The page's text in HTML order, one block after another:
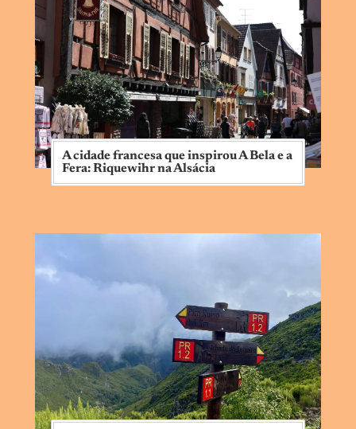
A cidade francesa que inspirou A Bela e a
Fera: Riquewihr na Alsácia